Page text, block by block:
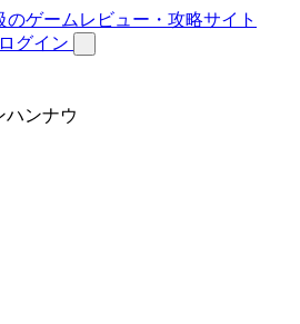
ログイン
ハンナウ